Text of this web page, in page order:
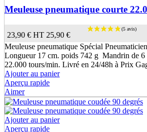
Meuleuse pneumatique courte
23,90 € HT 25,90 €
Meuleuse pneumatique Spécial
Longueur 17 cm. poids 742 g Mandrin de 6
22.000 tours/min. Livré en 24/48h à Prix
Ajouter au panier
Aperçu rapide
Aimer
Ajouter au panier
Aperçu rapide